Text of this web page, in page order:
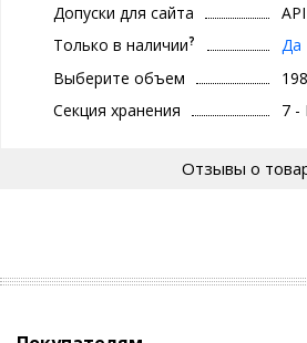
Спецификации и одобрения
Класс вязклсти: SAE 85W-140
API GL-5
MIL-L-2105D
MOL Hykomol К 85W-140 обладает
Допуски для сайта
Только в наличии?
Да
Выберите объем
198
Секция хранения
7 -
Отзывы о